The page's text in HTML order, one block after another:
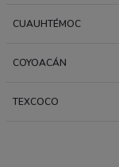
CUAUHTÉMOC
COYOACÁN
TEXCOCO